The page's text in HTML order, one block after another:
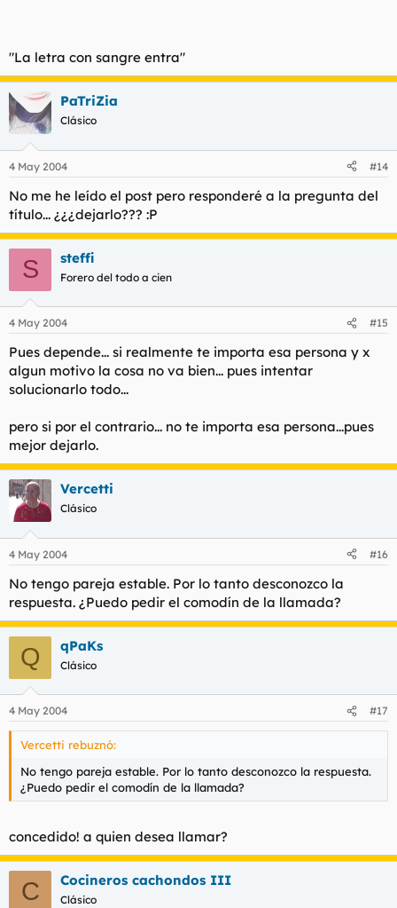
"La letra con sangre entra"
PaTriZia
Clásico
4 May 2004 #14
No me he leído el post pero responderé a la pregunta del
título... ¿¿¿dejarlo??? :P
S steffi
Forero del todo a cien
4 May 2004 #15
Pues depende... si realmente te importa esa persona y x
algun motivo la cosa no va bien... pues intentar
solucionarlo todo...
pero si por el contrario... no te importa esa persona...pues
mejor dejarlo.
Vercetti
Clásico
4 May 2004 #16
No tengo pareja estable. Por lo tanto desconozco la
respuesta. ¿Puedo pedir el comodín de la llamada?
Q qPaKs
Clásico
4 May 2004 #17
Vercetti rebuznó:
No tengo pareja estable. Por lo tanto desconozco la respuesta.
¿Puedo pedir el comodín de la llamada?
concedido! a quien desea llamar?
C Cocineros cachondos III
Clásico